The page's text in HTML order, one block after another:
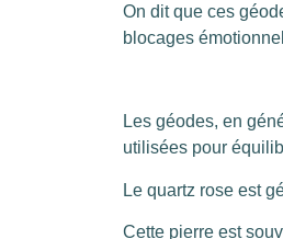
On dit que ces
blocages
Les géodes, en
utilisées pour
Le quartz rose est
Cette pierre est